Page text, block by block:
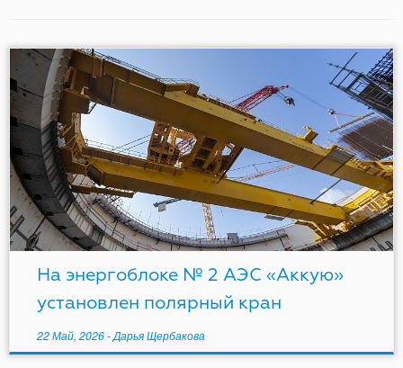
На энергоблоке № 2 АЭС «Аккую»
установлен полярный кран
22 Май, 2026-Дарья Щербакова